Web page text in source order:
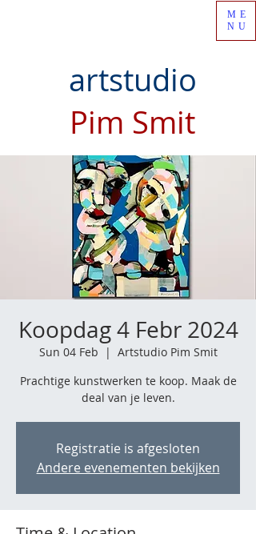
artstudio
Pim Smit
ME
NU
Koopdag 4 Febr 2024
Sun 04 Feb
  |
Artstudio Pim Smit
Prachtige kunstwerken te koop. Maak de
deal van je leven.
Registratie is afgesloten
Andere evenementen bekijken